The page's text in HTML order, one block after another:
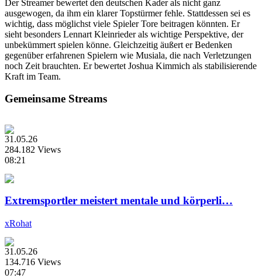
Der Streamer bewertet den deutschen Kader als nicht ganz
ausgewogen, da ihm ein klarer Topstürmer fehle. Stattdessen sei es
wichtig, dass möglichst viele Spieler Tore beitragen könnten. Er
sieht besonders Lennart Kleinrieder als wichtige Perspektive, der
unbekümmert spielen könne. Gleichzeitig äußert er Bedenken
gegenüber erfahrenen Spielern wie Musiala, die nach Verletzungen
noch Zeit brauchten. Er bewertet Joshua Kimmich als stabilisierende
Kraft im Team.
Gemeinsame Streams
31.05.26
284.182 Views
08:21
Extremsportler meistert mentale und körperli…
xRohat
31.05.26
134.716 Views
07:47